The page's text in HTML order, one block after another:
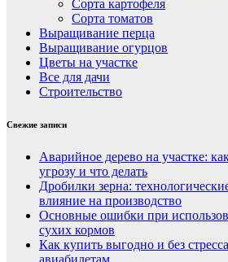
Сорта картофеля
Сорта томатов
Выращивание перца
Выращивание огурцов
Цветы на участке
Все для дачи
Строительство
Свежие записи
Аварийное дерево на участке:
угрозу и что делать
Дробилки зерна:
влияние на производство
Основные ошибки при
сухих кормов
Как купить выгодно и без
авиабилетам